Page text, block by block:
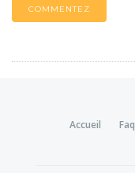
COMMENTEZ
Accueil Faq